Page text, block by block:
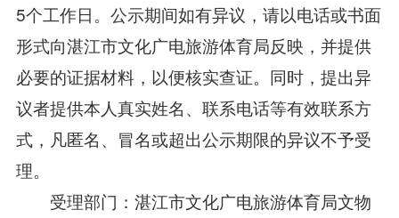
5个工作日。公示期间如有异议，请以电话或书面
形式向湛江市文化广电旅游体育局反映，并提供
必要的证据材料，以便核实查证。同时，提出异
议者提供本人真实姓名、联系电话等有效联系方
式，凡匿名、冒名或超出公示期限的异议不予受
理。
受理部门：湛江市文化广电旅游体育局文物